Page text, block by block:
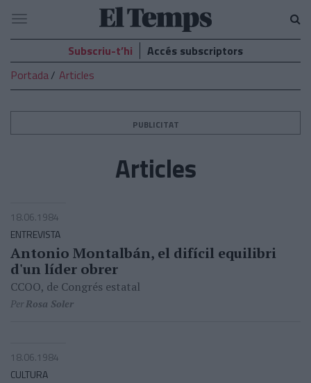
El
Temps
Navegació
Subscriu-t’hi
Accés subscriptors
Portada
Articles
PUBLICITAT
Articles
18.06.1984
ENTREVISTA
Antonio Montalbán, el difícil equilibri
d'un líder obrer
CCOO, de Congrés estatal
PerRosa Soler
18.06.1984
CULTURA